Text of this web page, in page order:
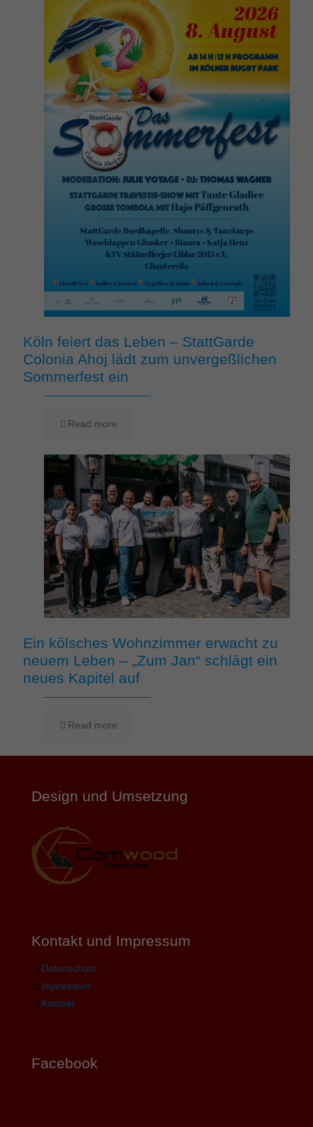
Köln feiert das Leben – StattGarde
Colonia Ahoj lädt zum unvergeßlichen
Sommerfest ein
Read more
Ein kölsches Wohnzimmer erwacht zu
neuem Leben – „Zum Jan“ schlägt ein
neues Kapitel auf
Read more
Design und Umsetzung
Kontakt und Impressum
Datenschutz
Impressum
Kontakt
Facebook